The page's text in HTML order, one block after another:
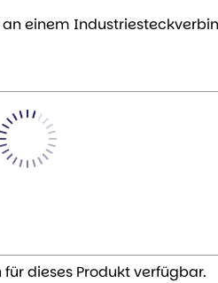
einem
dieses Produkt verfügbar.